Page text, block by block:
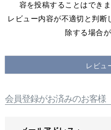
容を投稿することはでき
レビュー内容が不適切と判断
除する場合
レビュ
会員登録がお済みのお客様